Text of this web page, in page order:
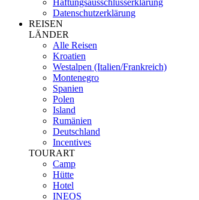
Haftungsausschlusserklärung
Datenschutzerklärung
REISEN
LÄNDER
Alle Reisen
Kroatien
Westalpen (Italien/Frankreich)
Montenegro
Spanien
Polen
Island
Rumänien
Deutschland
Incentives
TOURART
Camp
Hütte
Hotel
INEOS